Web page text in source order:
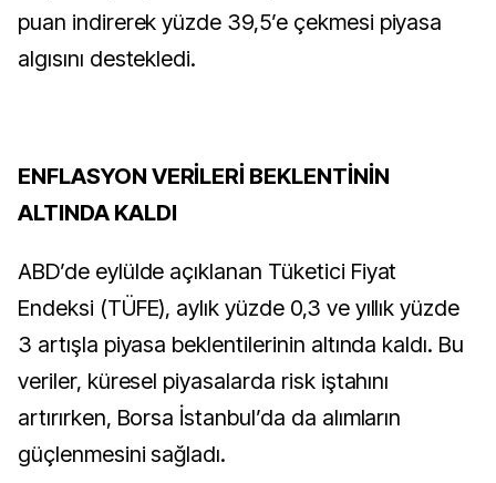
puan indirerek yüzde 39,5’e çekmesi piyasa
algısını destekledi.
ENFLASYON VERİLERİ BEKLENTİNİN
ALTINDA KALDI
ABD’de eylülde açıklanan Tüketici Fiyat
Endeksi (TÜFE), aylık yüzde 0,3 ve yıllık yüzde
3 artışla piyasa beklentilerinin altında kaldı. Bu
veriler, küresel piyasalarda risk iştahını
artırırken, Borsa İstanbul’da da alımların
güçlenmesini sağladı.